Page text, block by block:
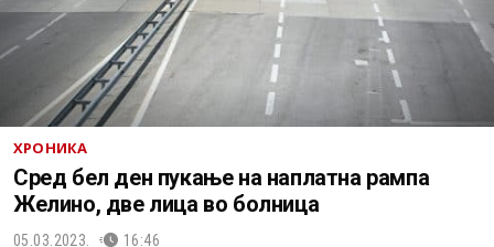
ХРОНИКА
Сред бел ден пукање на наплатна рампа
Желино, две лица во болница
05.03.2023. 16:46